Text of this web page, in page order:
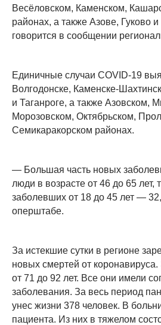
Весёловском, Каменском,
районах, а также Азове, Гуково
говорится в сообщении
Единичные случаи COVID-19
Волгодонске, Каменске-
и Таганроге, а также Азовском,
Морозовском, Октябрьском,
Семикаракорском районах.
— Большая часть новых
люди в возрасте от 46 до 65 лет,
заболевших от 18 до 45 лет —
оперштабе.
За истекшие сутки в регионе
новых смертей от
от 71 до 92 лет. Все они имели
заболевания. За весь период
унес жизни 378 человек. В
пациента. Из них в тяжелом